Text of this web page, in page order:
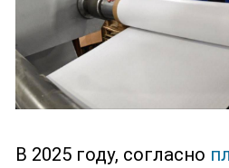
В 2025 году, согласно